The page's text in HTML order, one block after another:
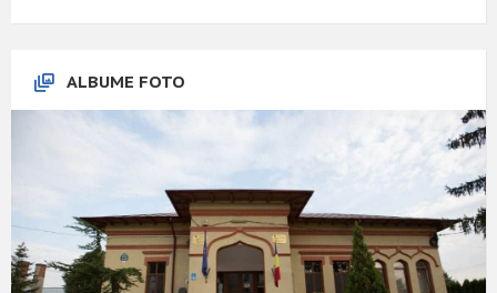
ALBUME FOTO